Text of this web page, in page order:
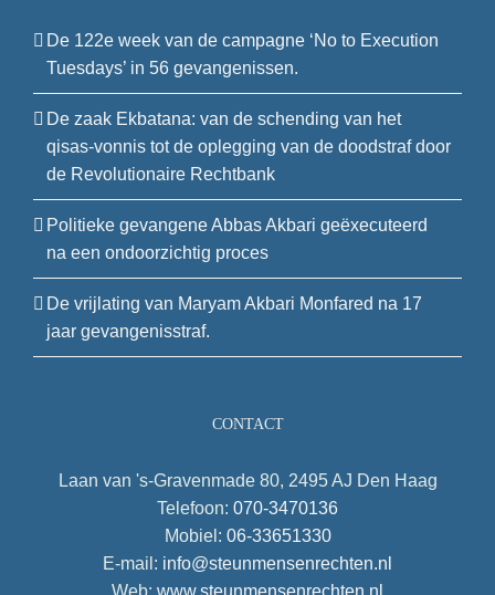
De 122e week van de campagne ‘No to Execution
Tuesdays’ in 56 gevangenissen.
De zaak Ekbatana: van de schending van het
qisas-vonnis tot de oplegging van de doodstraf door
de Revolutionaire Rechtbank
Politieke gevangene Abbas Akbari geëxecuteerd
na een ondoorzichtig proces
De vrijlating van Maryam Akbari Monfared na 17
jaar gevangenisstraf.
CONTACT
Laan van 's-Gravenmade 80, 2495 AJ Den Haag
Telefoon: 070-3470136
Mobiel: 06-33651330
E-mail: info@steunmensenrechten.nl
Web: www.steunmensenrechten.nl